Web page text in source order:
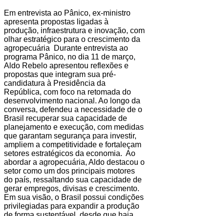
Em entrevista ao Pânico, ex-ministro
apresenta propostas ligadas à
produção, infraestrutura e inovação, com
olhar estratégico para o crescimento da
agropecuária Durante entrevista ao
programa Pânico, no dia 11 de março,
Aldo Rebelo apresentou reflexões e
propostas que integram sua pré-
candidatura à Presidência da
República, com foco na retomada do
desenvolvimento nacional. Ao longo da
conversa, defendeu a necessidade de o
Brasil recuperar sua capacidade de
planejamento e execução, com medidas
que garantam segurança para investir,
ampliem a competitividade e fortaleçam
setores estratégicos da economia. Ao
abordar a agropecuária, Aldo destacou o
setor como um dos principais motores
do país, ressaltando sua capacidade de
gerar empregos, divisas e crescimento.
Em sua visão, o Brasil possui condições
privilegiadas para expandir a produção